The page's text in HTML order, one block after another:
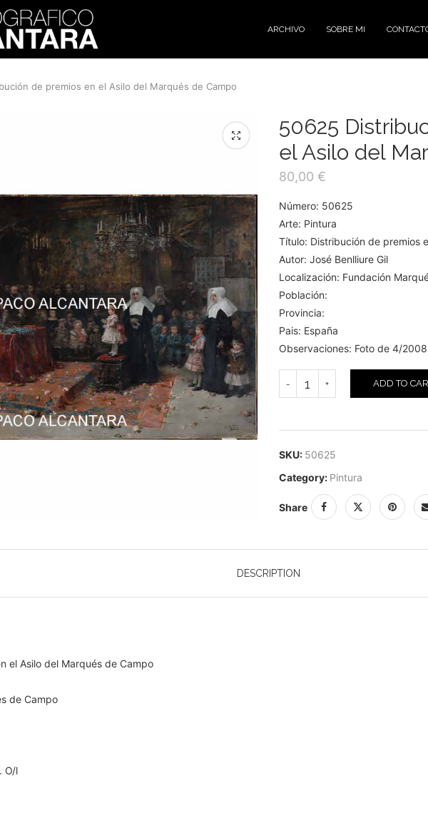
ARCHIVO SOBRE MI
de premios en el Asilo del Marqués de Campo
50625
el Asilo del
80,00 €
Número: 50625
Arte: Pintura
Título: Distribución de premios
Autor: José Benlliure Gil
Localización: Fundación
Población:
Provincia:
Pais: España
Observaciones: Foto de 4/
ADD TO
SKU: 50625
Category: Pintura
Share
DESCRIPTION
el Asilo del Marqués de Campo
de Campo
O/l